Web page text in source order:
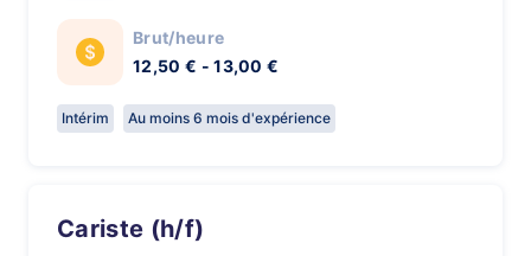
Brut/heure
12,50 € - 13,00 €
Intérim Au moins 6 mois d'expérience
Cariste (h/f)